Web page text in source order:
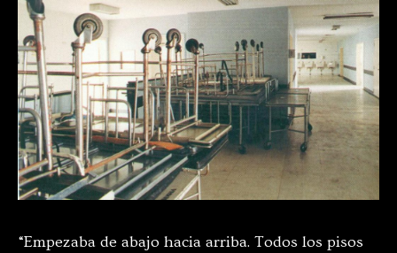
“Empezaba de abajo hacia arriba. Todos los pisos